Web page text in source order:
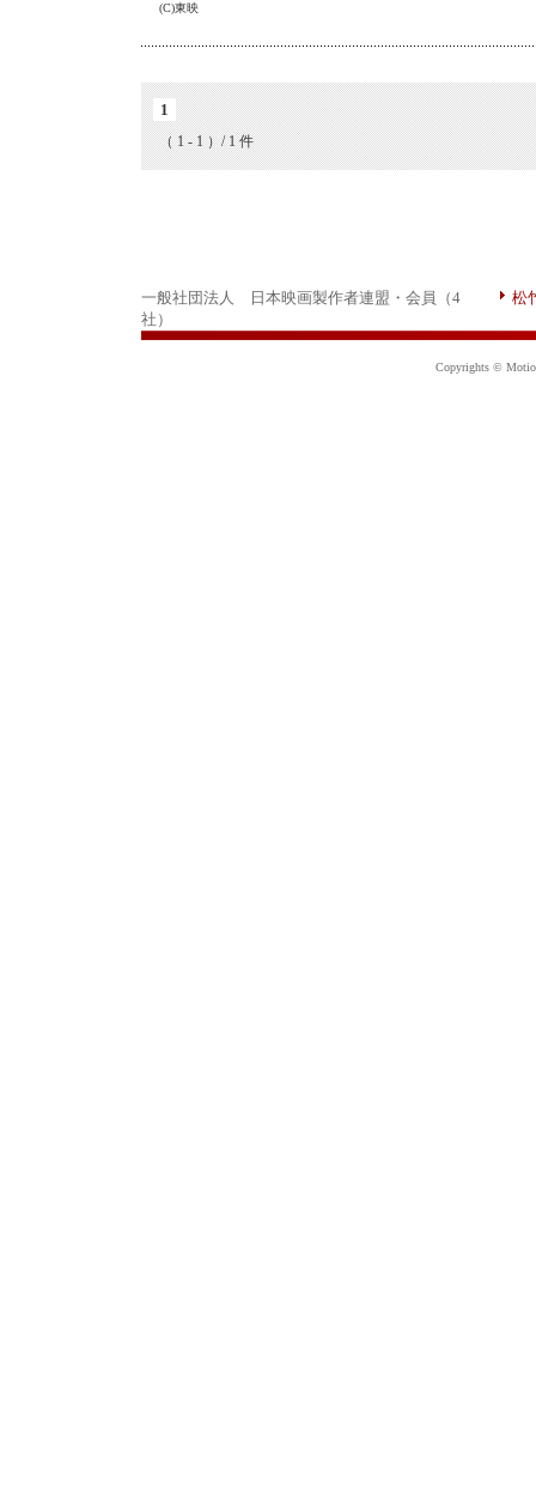
(C)東映
1
（ 1 - 1 ）/ 1 件
一般社団法人 日本映画製作者連盟・会員（4
社）
松
Copyrights ©